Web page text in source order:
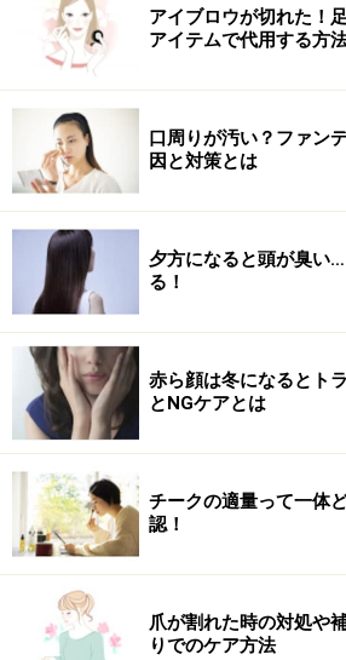
アイブロウが切れた！
アイテムで代用する方
口周りが汚い？ファン
因と対策とは
夕方になると頭が臭い
る！
赤ら顔は冬になるとト
とNGケアとは
チークの適量って一体
認！
爪が割れた時の対処や
りでのケア方法